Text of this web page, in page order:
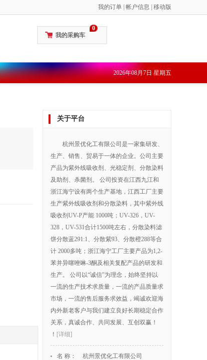
我的订单 帐户信息 移动版
我的采购车
0
2026年08月7日 星期五
关于平台
杭州景优化工有限公司是一家集研发、
生产、销售、贸易于一体的企业。公司主要
产品为紫外线吸收剂、光稳定剂、分散染料
及助剂、杀菌剂。 公司投资在江西九江和
浙江海宁设有两个生产基地，江西工厂主要
生产紫外线吸收剂和分散染料，其中紫外线
吸收剂UV-P产能 1000吨；UV-326，UV-
328，UV-531合计1500吨左右，分散染料滤
饼分散蓝291:1、分散紫93、分散橙288等合
计 2000多吨；浙江海宁工厂主要产品为1,2-
苯并异噻唑啉-3酮及相关复配产品的研发和
生产。 公司以“诚信”为理念，始终坚持以
一流的生产技术求质量，一流的产品质量求
市场，一流的售后服务求效益，竭诚欢迎海
内外新老客户与我们建立良好长期稳定合作
关系，真诚合作、共同发展、互创双赢！
！ [详细]
名 称： 杭州景优化工有限公司